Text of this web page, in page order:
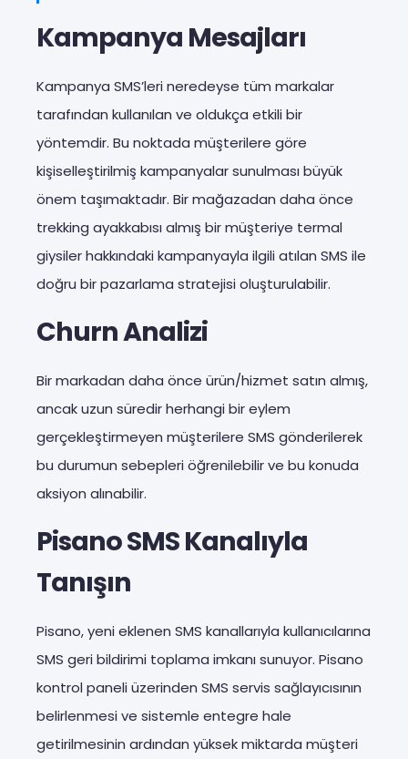
Kampanya Mesajları
Kampanya SMS’leri neredeyse tüm markalar
tarafından kullanılan ve oldukça etkili bir
yöntemdir. Bu noktada müşterilere göre
kişiselleştirilmiş kampanyalar sunulması büyük
önem taşımaktadır. Bir mağazadan daha önce
trekking ayakkabısı almış bir müşteriye termal
giysiler hakkındaki kampanyayla ilgili atılan SMS ile
doğru bir pazarlama stratejisi oluşturulabilir.
Churn Analizi
Bir markadan daha önce ürün/hizmet satın almış,
ancak uzun süredir herhangi bir eylem
gerçekleştirmeyen müşterilere SMS gönderilerek
bu durumun sebepleri öğrenilebilir ve bu konuda
aksiyon alınabilir.
Pisano SMS Kanalıyla
Tanışın
Pisano, yeni eklenen SMS kanallarıyla kullanıcılarına
SMS geri bildirimi toplama imkanı sunuyor. Pisano
kontrol paneli üzerinden SMS servis sağlayıcısının
belirlenmesi ve sistemle entegre hale
getirilmesinin ardından yüksek miktarda müşteri